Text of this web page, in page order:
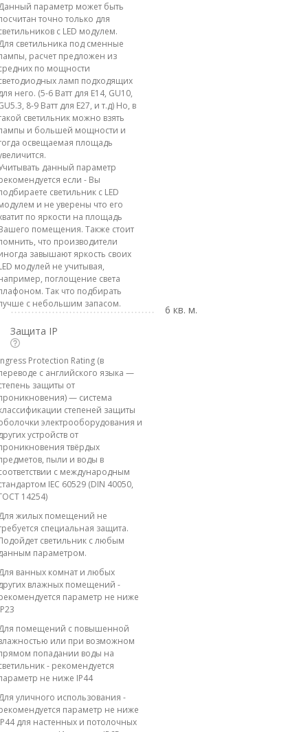
параметр может быть
точно только для
с LED модулем.
светильника под сменные
расчет предложен из
по мощности
ламп подходящих
него. (5-6 Ватт для E14, GU10,
8-9 Ватт для E27, и т.д) Но, в
светильник можно взять
и большей мощности и
освещаемая площадь
данный параметр
если - Вы
светильник с LED
и не уверены что его
по яркости на площадь
помещения. Также стоит
что производители
завышают яркость своих
модулей не учитывая,
поглощение света
Так что подбирать
с небольшим запасом.
6 кв. м.
Защита IP
Protection Rating (в
с английского языка —
защиты от
— система
степеней защиты
электрооборудования и
устройств от
твёрдых
пыли и воды в
с международным
IEC 60529 (DIN 40050,
14254)
жилых помещений не
специальная защита.
светильник с любым
параметром.
ванных комнат и любых
влажных помещений -
параметр не ниже
помещений с повышенной
или при возможном
попадании воды на
- рекомендуется
не ниже IP44
уличного использования -
параметр не ниже
для настенных и потолочных